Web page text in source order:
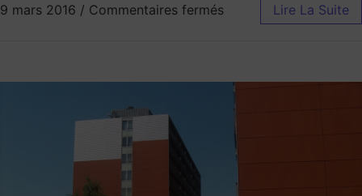
9 mars 2016 / Commentaires fermés Lire La Suite